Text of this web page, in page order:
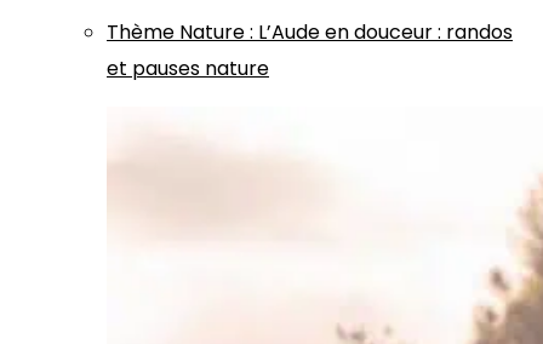
Thème Nature: L’Aude en douceur : randos
et pauses nature